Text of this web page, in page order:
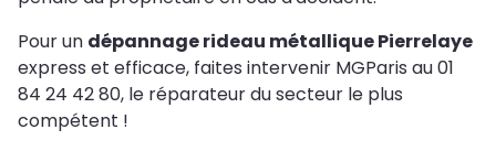
Pour un dépannage rideau métallique Pierrelaye
express et efficace, faites intervenir MGParis au 01
84 24 42 80, le réparateur du secteur le plus
compétent !